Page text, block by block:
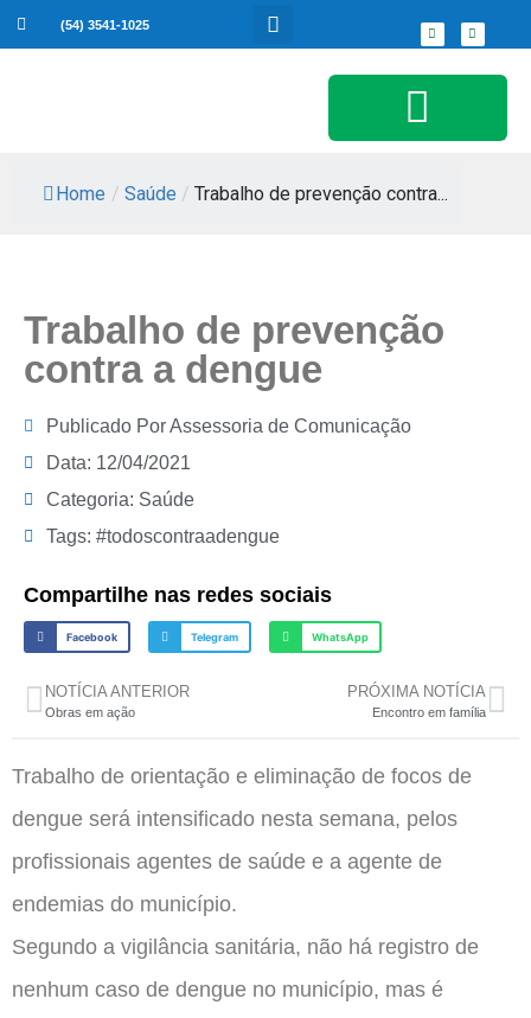
(54) 3541-1025
Home / Saúde / Trabalho de prevenção contra...
Trabalho de prevenção
contra a dengue
Publicado PorAssessoria de Comunicação
Data: 12/04/2021
Categoria: Saúde
Tags: #todoscontraadengue
Compartilhe nas redes sociais
Facebook Telegram WhatsApp
NOTÍCIA ANTERIOR
Obras em ação
PRÓXIMA NOTÍCIA
Encontro em família
Trabalho de orientação e eliminação de focos de
dengue será intensificado nesta semana, pelos
profissionais agentes de saúde e a agente de
endemias do município.
Segundo a vigilância sanitária, não há registro de
nenhum caso de dengue no município, mas é